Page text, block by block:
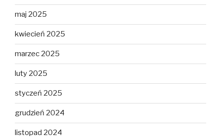
maj 2025
kwiecień 2025
marzec 2025
luty 2025
styczeń 2025
grudzień 2024
listopad 2024